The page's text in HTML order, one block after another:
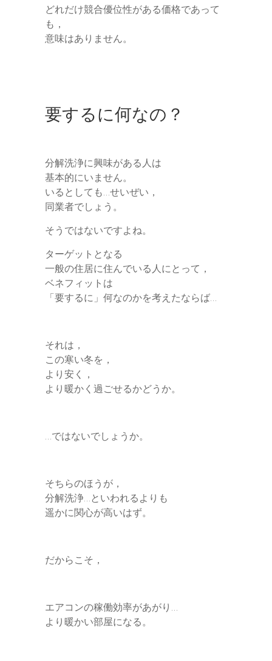
どれだけ競合優位性がある価格であって
も，
意味はありません。
要するに何なの？
分解洗浄に興味がある人は
基本的にいません。
いるとしても…せいぜい，
同業者でしょう。
そうではないですよね。
ターゲットとなる
一般の住居に住んでいる人にとって，
ベネフィットは
「要するに」何なのかを考えたならば…
それは，
この寒い冬を，
より安く，
より暖かく過ごせるかどうか。
…ではないでしょうか。
そちらのほうが，
分解洗浄…といわれるよりも
遥かに関心が高いはず。
だからこそ，
エアコンの稼働効率があがり…
より暖かい部屋になる。